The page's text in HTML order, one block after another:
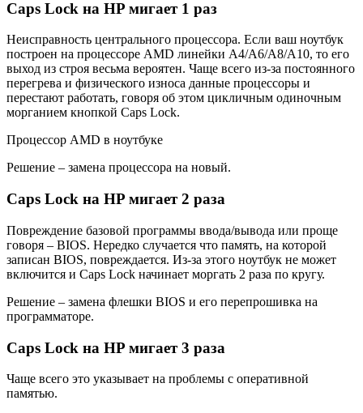
Caps Lock на HP мигает 1 раз
Неисправность центрального процессора. Если ваш ноутбук
построен на процессоре AMD линейки A4/A6/A8/A10, то его
выход из строя весьма вероятен. Чаще всего из-за постоянного
перегрева и физического износа данные процессоры и
перестают работать, говоря об этом цикличным одиночным
морганием кнопкой Caps Lock.
Процессор AMD в ноутбуке
Решение – замена процессора на новый.
Caps Lock на HP мигает 2 раза
Повреждение базовой программы ввода/вывода или проще
говоря – BIOS. Нередко случается что память, на которой
записан BIOS, повреждается. Из-за этого ноутбук не может
включится и Caps Lock начинает моргать 2 раза по кругу.
Решение – замена флешки BIOS и его перепрошивка на
программаторе.
Caps Lock на HP мигает 3 раза
Чаще всего это указывает на проблемы с оперативной
памятью.